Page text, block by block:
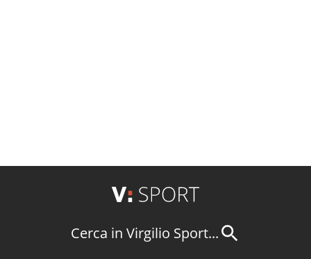
Cerca in Virgilio Sport...